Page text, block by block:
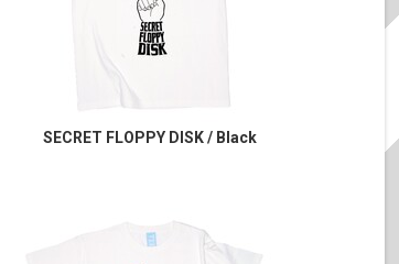
SECRET FLOPPY DISK / Black